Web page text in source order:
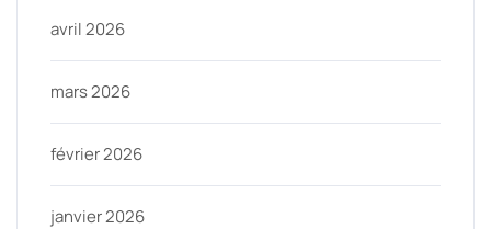
avril 2026
mars 2026
février 2026
janvier 2026